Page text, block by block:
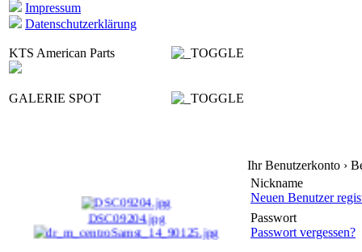
Impressum
Datenschutzerklärung
KTS American Parts
GALERIE SPOT
DSC09204.jpg
dr_m_centroSamst_14_ ...
Ihr Benutzerkonto ›
Nickname
Neuen Benutzer
Passwort
Passwort vergessen?